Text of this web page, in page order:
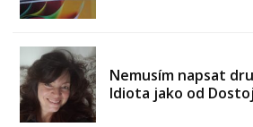
Nemusím napsat
Idiota jako od